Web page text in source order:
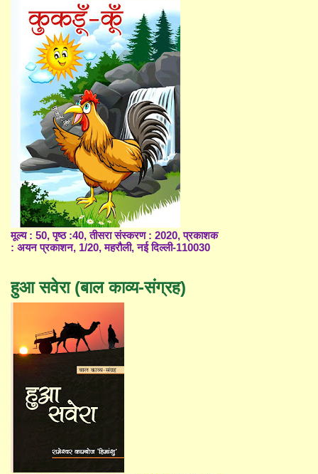
मूल्य : 50, पृष्ठ :40, तीसरा संस्करण : 2020, प्रकाशक
: अयन प्रकाशन, 1/20, महरौली, नई दिल्ली-110030
हुआ सवेरा (बाल काव्य-संग्रह)